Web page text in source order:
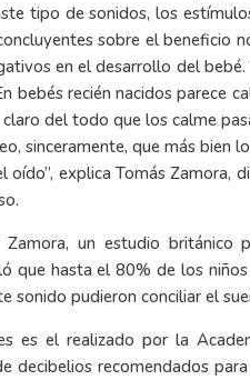
tipo de sonidos, los
sobre el beneficio
en el desarrollo del
bebés recién nacidos parece
del todo que los calme
sinceramente, que más bien
oído”, explica Tomás
un estudio británico
que hasta el 80% de los
sonido pudieron conciliar el
es el realizado por la
decibelios recomendados